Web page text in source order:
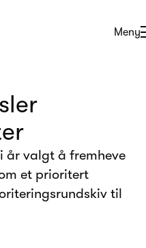
Åpne
Meny
år valgt å fremheve
et prioritert
til